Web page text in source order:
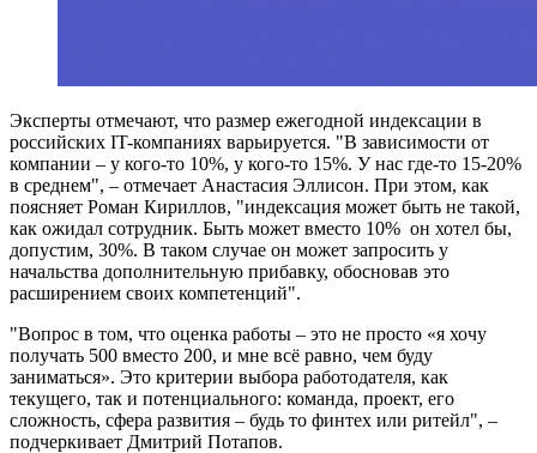
Эксперты отмечают, что размер ежегодной индексации в
российских IT-компаниях варьируется. "В зависимости от
компании – у кого-то 10%, у кого-то 15%. У нас где-то 15-20%
в среднем", – отмечает Анастасия Эллисон. При этом, как
поясняет Роман Кириллов, "индексация может быть не такой,
как ожидал сотрудник. Быть может вместо 10% он хотел бы,
допустим, 30%. В таком случае он может запросить у
начальства дополнительную прибавку, обосновав это
расширением своих компетенций".
"Вопрос в том, что оценка работы – это не просто «я хочу
получать 500 вместо 200, и мне всё равно, чем буду
заниматься». Это критерии выбора работодателя, как
текущего, так и потенциального: команда, проект, его
сложность, сфера развития – будь то финтех или ритейл", –
подчеркивает Дмитрий Потапов.